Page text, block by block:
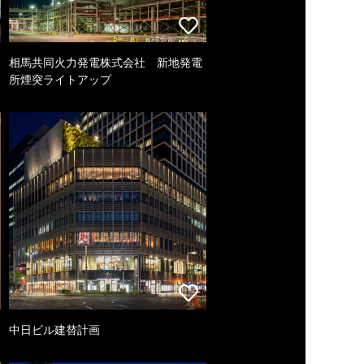
相馬共同火力発電株式会社 新地発電
所煙突ライトアップ
中日ビル建替計画